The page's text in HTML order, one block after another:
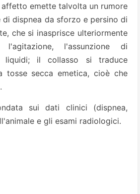
affetto emette talvolta un rumore
dispnea da sforzo e persino di
che si inasprisce ulteriormente
l'agitazione, l'assunzione di
il collasso si traduce
tosse secca emetica, cioè che
sui dati clinici (dispnea,
e gli esami radiologici.